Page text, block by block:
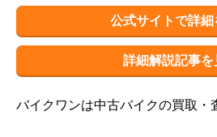
公式サイトで詳細
詳細解説記事を
バイクワンは中古バイクの買取・